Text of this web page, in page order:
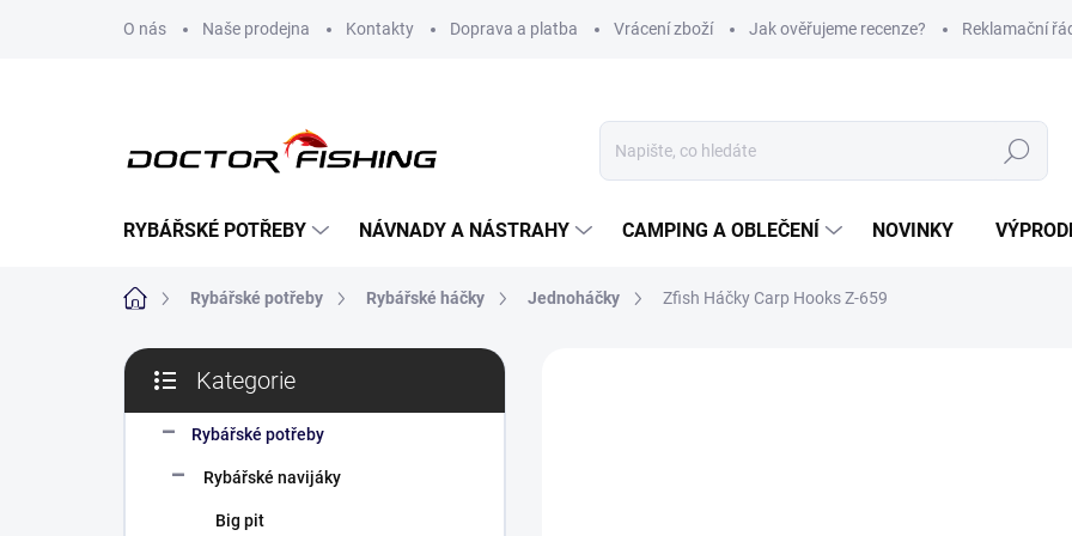
O nás Naše prodejna Kontakty Doprava a platba Vrácení zboží Jak ověřujeme recenze? Reklamační
Hledat
RYBÁŘSKÉ POTŘEBY NÁVNADY A NÁSTRAHY CAMPING A OBLEČENÍ NOVINKY
Domů Rybářské potřeby Rybářské háčky Jednoháčky Zfish Háčky Carp Hooks Z-659
P
s
kategorie
Kategorie
Rybářské potřeby
Rybářské navijáky
Big pit